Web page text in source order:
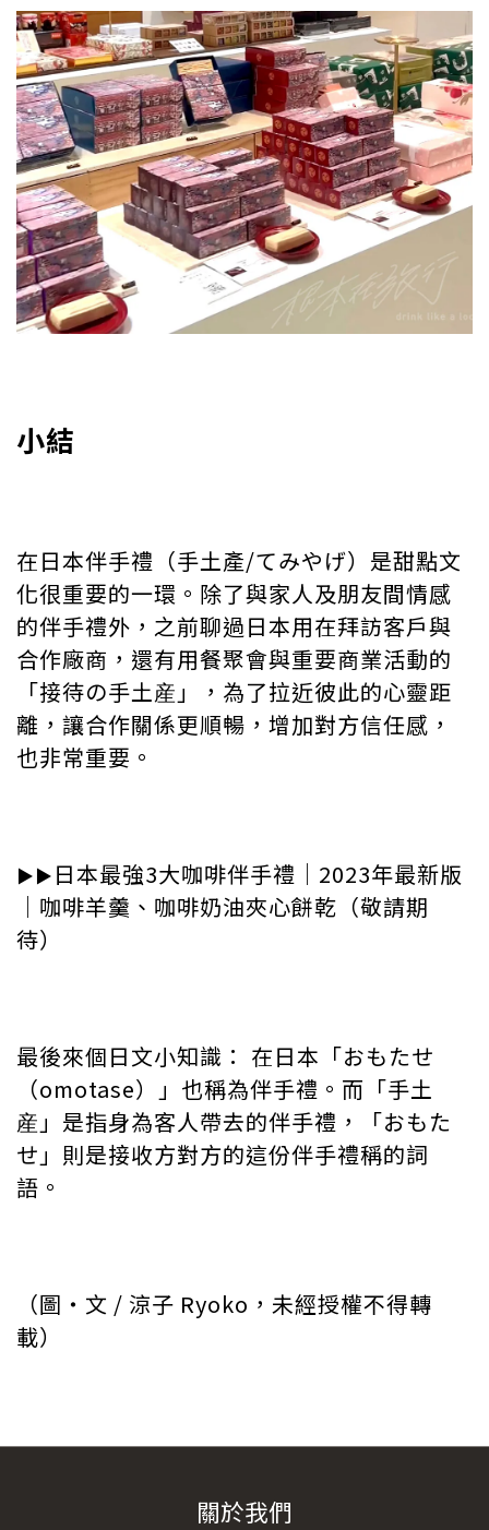
小結
在日本伴手禮（手土產/てみやげ）是甜點文
化很重要的一環。除了與家人及朋友間情感
的伴手禮外，之前聊過日本用在拜訪客戶與
合作廠商，還有用餐聚會與重要商業活動的
「接待の手土産」，為了拉近彼此的心靈距
離，讓合作關係更順暢，增加對方信任感，
也非常重要。
▶︎▶︎ 日本最強3大咖啡伴手禮｜2023年最新版
｜咖啡羊羹、咖啡奶油夾心餅乾（敬請期
待）
最後來個日文小知識： 在日本「おもたせ
（omotase）」也稱為伴手禮。而「手土
産」是指身為客人帶去的伴手禮，「おもた
せ」則是接收方對方的這份伴手禮稱的詞
語。
（圖・文 / 涼子 Ryoko，未經授權不得轉
載）
關於我們